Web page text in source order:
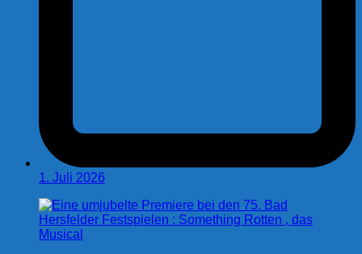
1. Juli 2026